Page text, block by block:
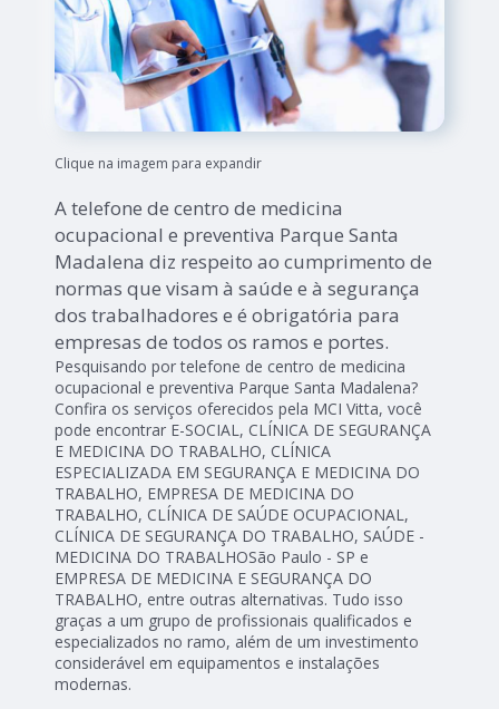
Clique na imagem para expandir
A telefone de centro de medicina
ocupacional e preventiva Parque Santa
Madalena diz respeito ao cumprimento de
normas que visam à saúde e à segurança
dos trabalhadores e é obrigatória para
empresas de todos os ramos e portes.
Pesquisando por telefone de centro de medicina
ocupacional e preventiva Parque Santa Madalena?
Confira os serviços oferecidos pela MCI Vitta, você
pode encontrar E-SOCIAL, CLÍNICA DE SEGURANÇA
E MEDICINA DO TRABALHO, CLÍNICA
ESPECIALIZADA EM SEGURANÇA E MEDICINA DO
TRABALHO, EMPRESA DE MEDICINA DO
TRABALHO, CLÍNICA DE SAÚDE OCUPACIONAL,
CLÍNICA DE SEGURANÇA DO TRABALHO, SAÚDE -
MEDICINA DO TRABALHOSão Paulo - SP e
EMPRESA DE MEDICINA E SEGURANÇA DO
TRABALHO, entre outras alternativas. Tudo isso
graças a um grupo de profissionais qualificados e
especializados no ramo, além de um investimento
considerável em equipamentos e instalações
modernas.